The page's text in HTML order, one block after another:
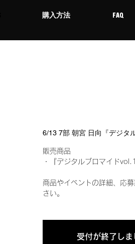
購入方法 FAQ
6/13 7部 朝宮 日向『デジタ
販売商品
・『デジタルブロマイド
商品やイベントの詳細、応
さい。
受付が終了しま